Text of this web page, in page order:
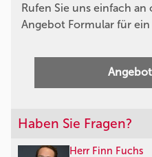
Rufen Sie uns einfach an
Angebot Formular für
Haben Sie Fragen?
Herr Finn Fuchs